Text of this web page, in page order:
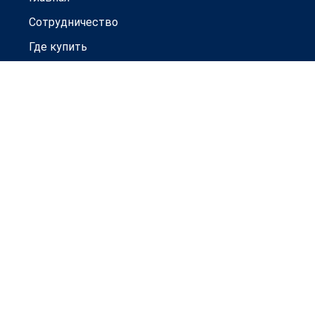
Сотрудничество
Где купить